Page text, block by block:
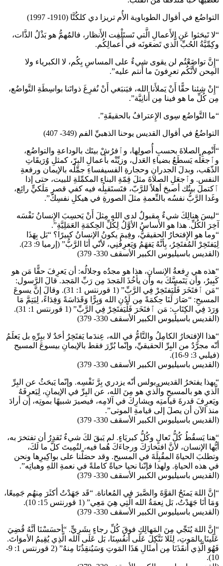
التواضُع في أقوال الطوباوية الأُم تريزا دي كلكُتَّا (1910- 1997)
“لا تَبحَثوا عَنِ الأَعمالِ الَّتي تَستَلْفِت الأَنظار، فالمُهمُّ هو بَذْلُ الذَّات،
وكِمِّيَّةُ الحُبِّ الَّذي تَضعَونَه في أَعمالِكُم.
“إِنَّ تواضَعْتُم لن يقوى شيءٌ على المساسِ بِكُم، لا الكبرياء ولا
المِحن لأَنَّكُم تعرِفونَ ما أَنتم عليه”.
“إِنْ شِئنا حقًّا أَنْ يَملأَنا الله، فيَنبَغي أَنْ نُفرِغَ ذواتَنا بواسِطَةِ التَّواضُع،
مِن كُلِّ ما هو فينا مِن أَنانِيَّة”.
“ما التَّواضُع سِوى الإِعترافُ بالحقيقَةِ”.
التواضُعُ في أقوال القديس يوحنا الذهبيِّ الفم (349- 407)
“أَتْمِمِ الصلاةَ بحسبِ أُصولِها، وٱفرُشْ بيتَك بالوداعةِ والتواضُع،
وٱجعَلْه يَسطَعُ بضياءِ العَدل، وزيِّنْه بأعمالِ البِرّ، كمثلِ وُرَيقَاتِ
الذّهَب، وبدلَ الجدرانِ وحجارةِ الفسيفساءِ جمِّلْه بالإيمان ورفعةِ
النفس. وٱجعَلِ الصلاةَ مثلَ قِمّةِ البناءِ المكمِّلةِ للبيت، حتى إذا
ٱكتملَ بيتُك أصبحَ أهلاً للرَّبّ، فتَستَقبِلُه فيه كفي قصرٍ مَلَكيٍّ رائِع،
وغَدا الرَّبُّ نفسُه بالنِّعمةِ مثلَ الصورةِ في هيكلِ نفسِكَ”.
“ليسَ هنالِكَ شيءٌ مقبولٌ لدى اللهِ مِثلَ أَنْ يَحسِبَ الإِنسانُ نَفْسَه
آخِرَ الكُلِّ. هذا هو الأَساسُ الأوَّلُ لِكُلِّ الحِكمَةِ العَمَلِيَّةِ”.
“وما هو الإِفتخارُ الحقيقيُّ، وفِيمَ يكونُ الإنسانُ كبيرًا؟ “بَل بِهَذَا
لِيَفتَخِرْ المُفتَخِرُ، بِأنَّهُ يَفهَمُ وَيَعرِفُنِي، لأنّي أنَا الرَّبُّ” (إرميا 9: 23).
(القديس باسيليوس الكبير الأسقف 330- 379)
“هذه هي رِفعةُ الإنسانِ، هذا هو مجدُه وجلالُه: أن يَعرِفَ حقًّا مَن هو
كَبِيرٌ، وأن يَتَمسَّكَ به وأن يأخُذَ المَجدَ مِن رَبِّ المَجد. قالَ الرَّسول:
“مَن ٱفتَخَرَ فَلْيَفتَخِرْ فِي الرَّبِّ” (1 قورنتس 1: 31). وقالَ إنَّ يسوعَ
المسيحِ: “صَارَ لَنَا حِكمَةً مِن لَدُنِ الله وَبِرًّا وَقَدَاسَةً وَفِدَاءً، لِيَتِمَّ مَا
وَرَدَ فِي الكِتَابِ: مَن ٱفتَخَرَ فَلْيَفتَخِرْ فِي الرَّبِّ” (1 قورنتس 1: 31).
(القديس باسيليوس الكبير الأسقف 330- 379)
“هذا الإِفتخارُ الكامِلُ والتَّامُّ في الله، عِندَما يَفتَخِرُ أحَدٌ لا ببِرِّهِ بل يَعلَمُ
أنّه مجرَّدٌ من البِرِّ الحقيقيِّ، وإنّما بُرِّرَ فقط بالإيمانِ بيسوعَ المسيح
(فيلبي 3: 9-16).
(القديس باسيليوس الكبير الأسقف 330- 379)
“بهذا يفتخرُ القديس بولس أنّه يزدري بِرَّ نَفْسِه. وإنّما يَبحَثُ عن البِرِّ
الَّذي هو بالمسيحِ والَّذي هو مِنَ الله، عن البِرِّ في الإيمانِ، لِيَعرِفَهُ
ويَعرِفَ قدرةَ قيامتِه ويشارِكَ في آلامِه، فيصيرَ شبيهًا بموتِه، إن أرادَ
منذ الآن أن يصلَ إلى قيامةِ الموتى”.
(القديس باسيليوس الكبير الأسقف 330- 379)
“هنا يَسقُطُ كُلُّ تَعالٍ وكُلُّ كبريَاءٍ. لم يَبقَ لكَ شيءٌ تَقدِرُ أن تفتخرَ به،
أيُّها الإنسان، لأنَّ افتخارَكَ ورجاءَكَ هُما فيه، لتُمِيتَ كلَّ ما لَكَ،
وتطلبَ الحياةَ المقُبِلَةَ في المسيح. وقد حصَلْنا على بواكِيرِها ونحن
في هذه الحياةِ. ولهذا فإنّنا نحيا حياةً كاملةً في نعمةِ اللهِ وهباتِه”.
(القديس باسيليوس الكبير الأسقف 330- 379)
“إنَّ اللهَ يَمنَحُ القوَّةَ والصَّبرَ في المُعاناة. “قَد جَهَدْتُ أكثَرَ مِنهُم جَمِيعًا،
وَمَا أنَا جَهَدْتُ، بَل نِعمَةُ الله الَّتِي هِيَ مَعِي” (1 قورنتس 15: 10).
(القديس باسيليوس الكبير الأسقف 330- 379)
“إِنَّ اللهَ يُنَجِّي مِنَ المَهالِكِ فوقَ كُلِّ رجاءٍ بشَرِيٍّ. “أحسَسْنَا أنَّهُ قُضِيَ
عَلَينَا بِالمَوتِ، لِئَلا نَتَّكِلَ عَلَى أنفُسِنَا، بَل عَلَى الله الَّذِي يُقِيمُ الأموَاتَ.
فَهُوَ الَّذِي أنقَذَنَا مِن أمثَالِ هَذَا المَوتِ وَسَيُنقِذُنَا مِنهُ” (2 قورنتس 1: 9-
10).